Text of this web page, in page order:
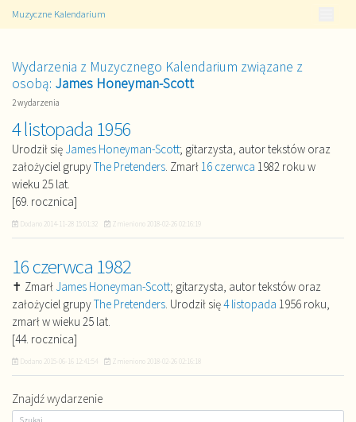
Muzyczne Kalendarium
Wydarzenia z Muzycznego Kalendarium związane z
osobą: James Honeyman-Scott
2 wydarzenia
4 listopada 1956
Urodził się James Honeyman-Scott; gitarzysta, autor tekstów oraz
założyciel grupyThe Pretenders. Zmarł16 czerwca 1982 roku w
wieku 25 lat.
[69. rocznica]
Dodano 2014-11-28 15:01:32 Zmieniono 2018-02-26 02:16:19
16 czerwca 1982
✝ Zmarł James Honeyman-Scott; gitarzysta, autor tekstów oraz
założyciel grupyThe Pretenders. Urodził się4 listopada 1956 roku,
zmarł w wieku 25 lat.
[44. rocznica]
Dodano 2015-06-16 12:41:54 Zmieniono 2018-02-26 02:16:18
Znajdź wydarzenie